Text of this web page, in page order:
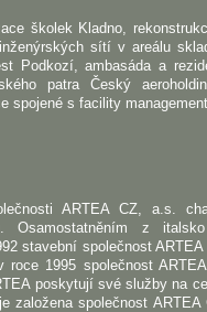
školek Kladno,
sítí v areálu
Podkozí, ambasáda a
patra Český
spojené s facility
ARTEA CZ, a.s.
Osamostatněním z
stavební společnost
roce 1995 společnost
poskytují své služby na
založena společnost